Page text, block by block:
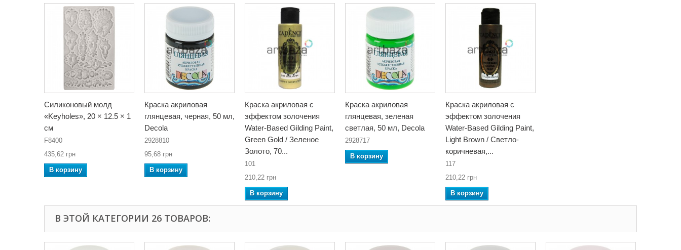
Силиконовый молд
«Keyholes», 20 × 12.5 × 1
см
F8400
435,62 грн
В корзину
Краска акриловая
глянцевая, черная, 50 мл,
Decola
2928810
95,68 грн
В корзину
Краска акриловая с
эффектом золочения
Water-Based Gilding Paint,
Green Gold / Зеленое
Золото, 70...
101
210,22 грн
В корзину
Краска акриловая
глянцевая, зеленая
светлая, 50 мл, Decola
2928717
В корзину
Краска акриловая с
эффектом золочения
Water-Based Gilding Paint,
Light Brown / Светло-
коричневая,...
117
210,22 грн
В корзину
В ЭТОЙ КАТЕГОРИИ 26 ТОВАРОВ: